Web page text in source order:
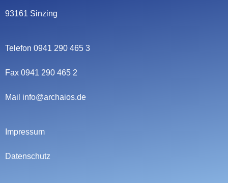
93161 Sinzing
Telefon 0941 290 465 3
Fax 0941 290 465 2
Mail info@archaios.de
Impressum
Datenschutz